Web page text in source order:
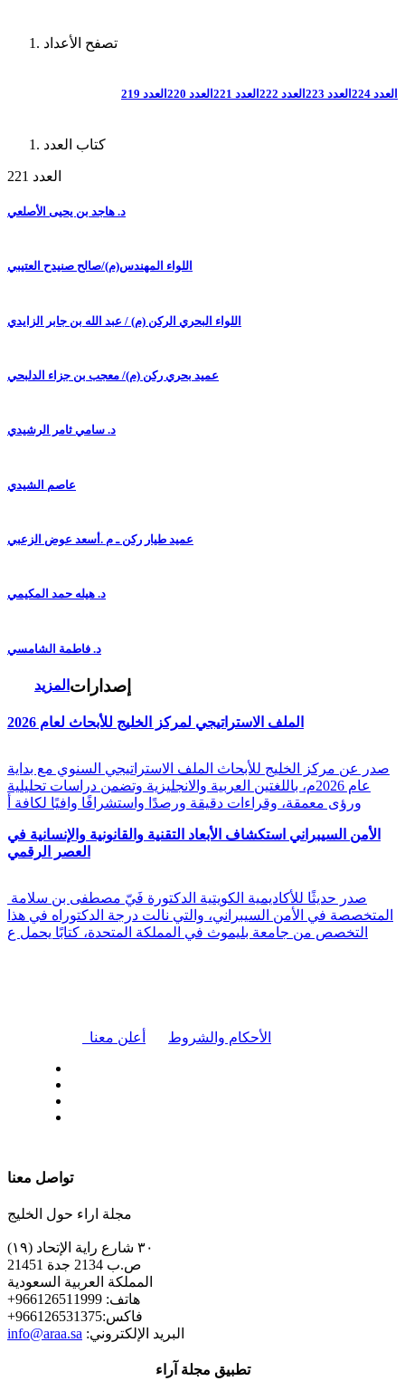
تصفح الأعداد
العدد 224 العدد 223 العدد 222 العدد 221 العدد 220 العدد 219
كتاب العدد
العدد 221
د. هاجد بن يحيى الأصلعي
اللواء المهندس(م)/صالح صنيدح العتيبي
اللواء البحري الركن (م) / عبد الله بن جابر الزايدي
عميد بحري ركن (م)/ معجب بن جزاء الدلبحي
د. سامي ثامر الرشيدي
عاصم الشيدي
عميد طيار ركن ـ م .أسعد عوض الزعبي
د. هيله حمد المكيمي
د. فاطمة الشامسي
المزيد إصدارات
الملف الاستراتيجي لمركز الخليج للأبحاث لعام 2026
صدر عن مركز الخليج للأبحاث الملف الاستراتيجي السنوي مع بداية
عام 2026م، باللغتين العربية والانجليزية وتضمن دراسات تحليلية
ورؤى معمقة، وقراءات دقيقة ورصدًا واستشرافًا وافيًا لكافة أ
الأمن السيبراني استكشاف الأبعاد التقنية والقانونية والإنسانية في
العصر الرقمي
المتخصصة في الأمن السيبراني، والتي نالت درجة الدكتوراه في هذا
التخصص من جامعة بليموث في المملكة المتحدة، كتابًا يحمل ع
أعلن معنا الأحكام والشروط
تواصل معنا
مجلة اراء حول الخليج
٣٠ شارع راية الإتحاد (١٩)
ص.ب 2134 جدة 21451
المملكة العربية السعودية
+هاتف: 966126511999
+فاكس:966126531375
info@araa.sa :البريد الإلكتروني
تطبيق مجلة آراء